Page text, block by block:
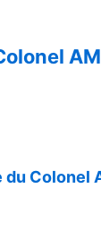
du Colonel